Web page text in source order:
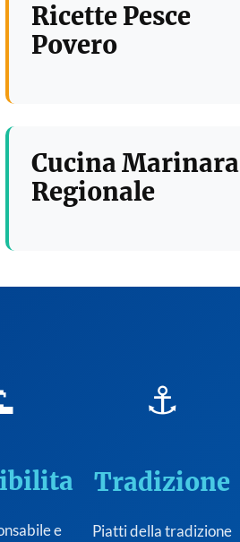
Ricette Pesce
Povero
Cucina Marinara
Regionale
e
⚓
Tradizione
Piatti della tradizione